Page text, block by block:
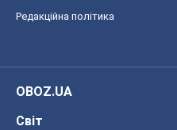
Редакційна політика
OBOZ.UA
Світ